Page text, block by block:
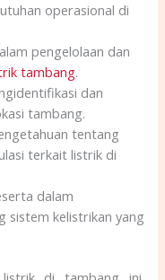
operasional di
pengelolaan dan
tambang.
dan
tambang.
tentang
terkait listrik di
dalam
sistem kelistrikan yang